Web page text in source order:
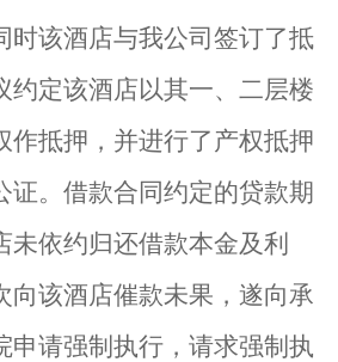
时该酒店与我公司签订了抵
约定该酒店以其一、二层楼
作抵押，并进行了产权抵押
证。借款合同约定的贷款期
未依约归还借款本金及利
向该酒店催款未果，遂向承
申请强制执行，请求强制执